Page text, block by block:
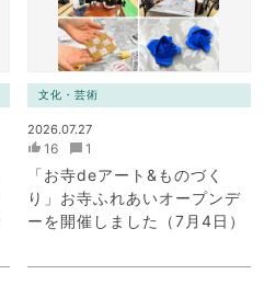
文化・芸術
2026.07.27
16 1
「お寺deアート&ものづく
り」お寺ふれあいオープンデ
ーを開催しました（7月4日）